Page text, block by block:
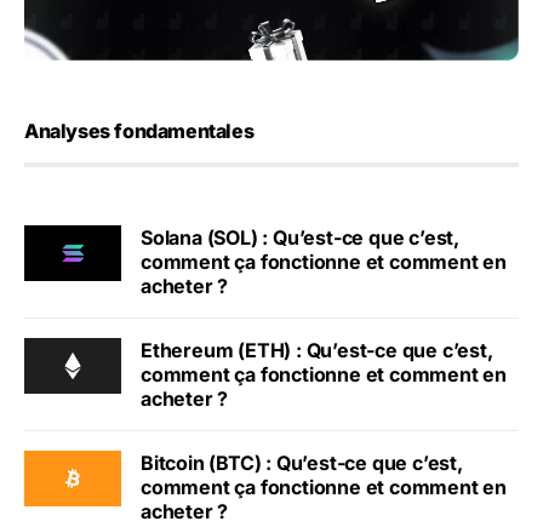
Analyses fondamentales
Solana (SOL) : Qu’est-ce que c’est,
comment ça fonctionne et comment en
acheter ?
Ethereum (ETH) : Qu’est-ce que c’est,
comment ça fonctionne et comment en
acheter ?
Bitcoin (BTC) : Qu’est-ce que c’est,
comment ça fonctionne et comment en
acheter ?